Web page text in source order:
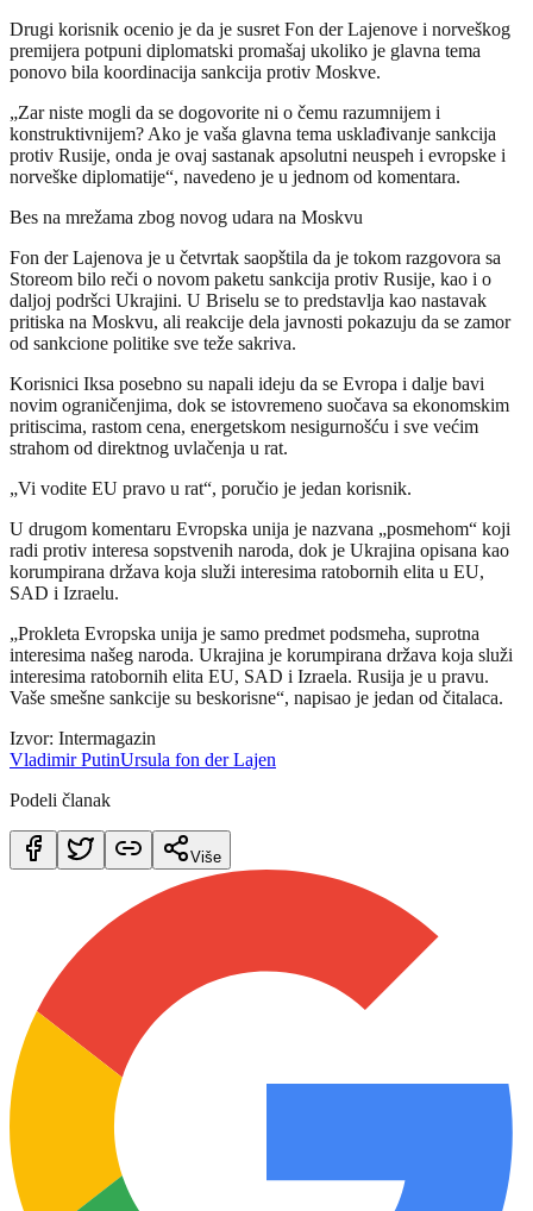
Drugi korisnik ocenio je da je susret Fon der Lajenove i norveškog
premijera potpuni diplomatski promašaj ukoliko je glavna tema
ponovo bila koordinacija sankcija protiv Moskve.
„Zar niste mogli da se dogovorite ni o čemu razumnijem i
konstruktivnijem? Ako je vaša glavna tema usklađivanje sankcija
protiv Rusije, onda je ovaj sastanak apsolutni neuspeh i evropske i
norveške diplomatije“, navedeno je u jednom od komentara.
Bes na mrežama zbog novog udara na Moskvu
Fon der Lajenova je u četvrtak saopštila da je tokom razgovora sa
Storeom bilo reči o novom paketu sankcija protiv Rusije, kao i o
daljoj podršci Ukrajini. U Briselu se to predstavlja kao nastavak
pritiska na Moskvu, ali reakcije dela javnosti pokazuju da se zamor
od sankcione politike sve teže sakriva.
Korisnici Iksa posebno su napali ideju da se Evropa i dalje bavi
novim ograničenjima, dok se istovremeno suočava sa ekonomskim
pritiscima, rastom cena, energetskom nesigurnošću i sve većim
strahom od direktnog uvlačenja u rat.
„Vi vodite EU pravo u rat“, poručio je jedan korisnik.
U drugom komentaru Evropska unija je nazvana „posmehom“ koji
radi protiv interesa sopstvenih naroda, dok je Ukrajina opisana kao
korumpirana država koja služi interesima ratobornih elita u EU,
SAD i Izraelu.
„Prokleta Evropska unija je samo predmet podsmeha, suprotna
interesima našeg naroda. Ukrajina je korumpirana država koja služi
interesima ratobornih elita EU, SAD i Izraela. Rusija je u pravu.
Vaše smešne sankcije su beskorisne“, napisao je jedan od čitalaca.
Izvor: Intermagazin
Vladimir PutinUrsula fon der Lajen
Podeli članak
Više